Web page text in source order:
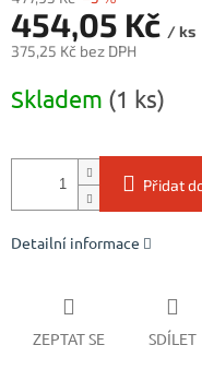
454,05 Kč / ks
375,25 Kč bez DPH
cena:
Skladem (1 ks)
Přidat
Detailní informace
ZEPTAT SE SDÍLET